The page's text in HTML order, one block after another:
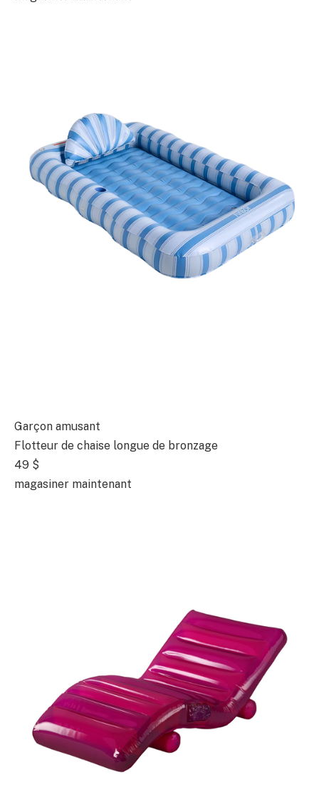
Garçon amusant
Flotteur de chaise longue de bronzage
49 $
magasiner maintenant